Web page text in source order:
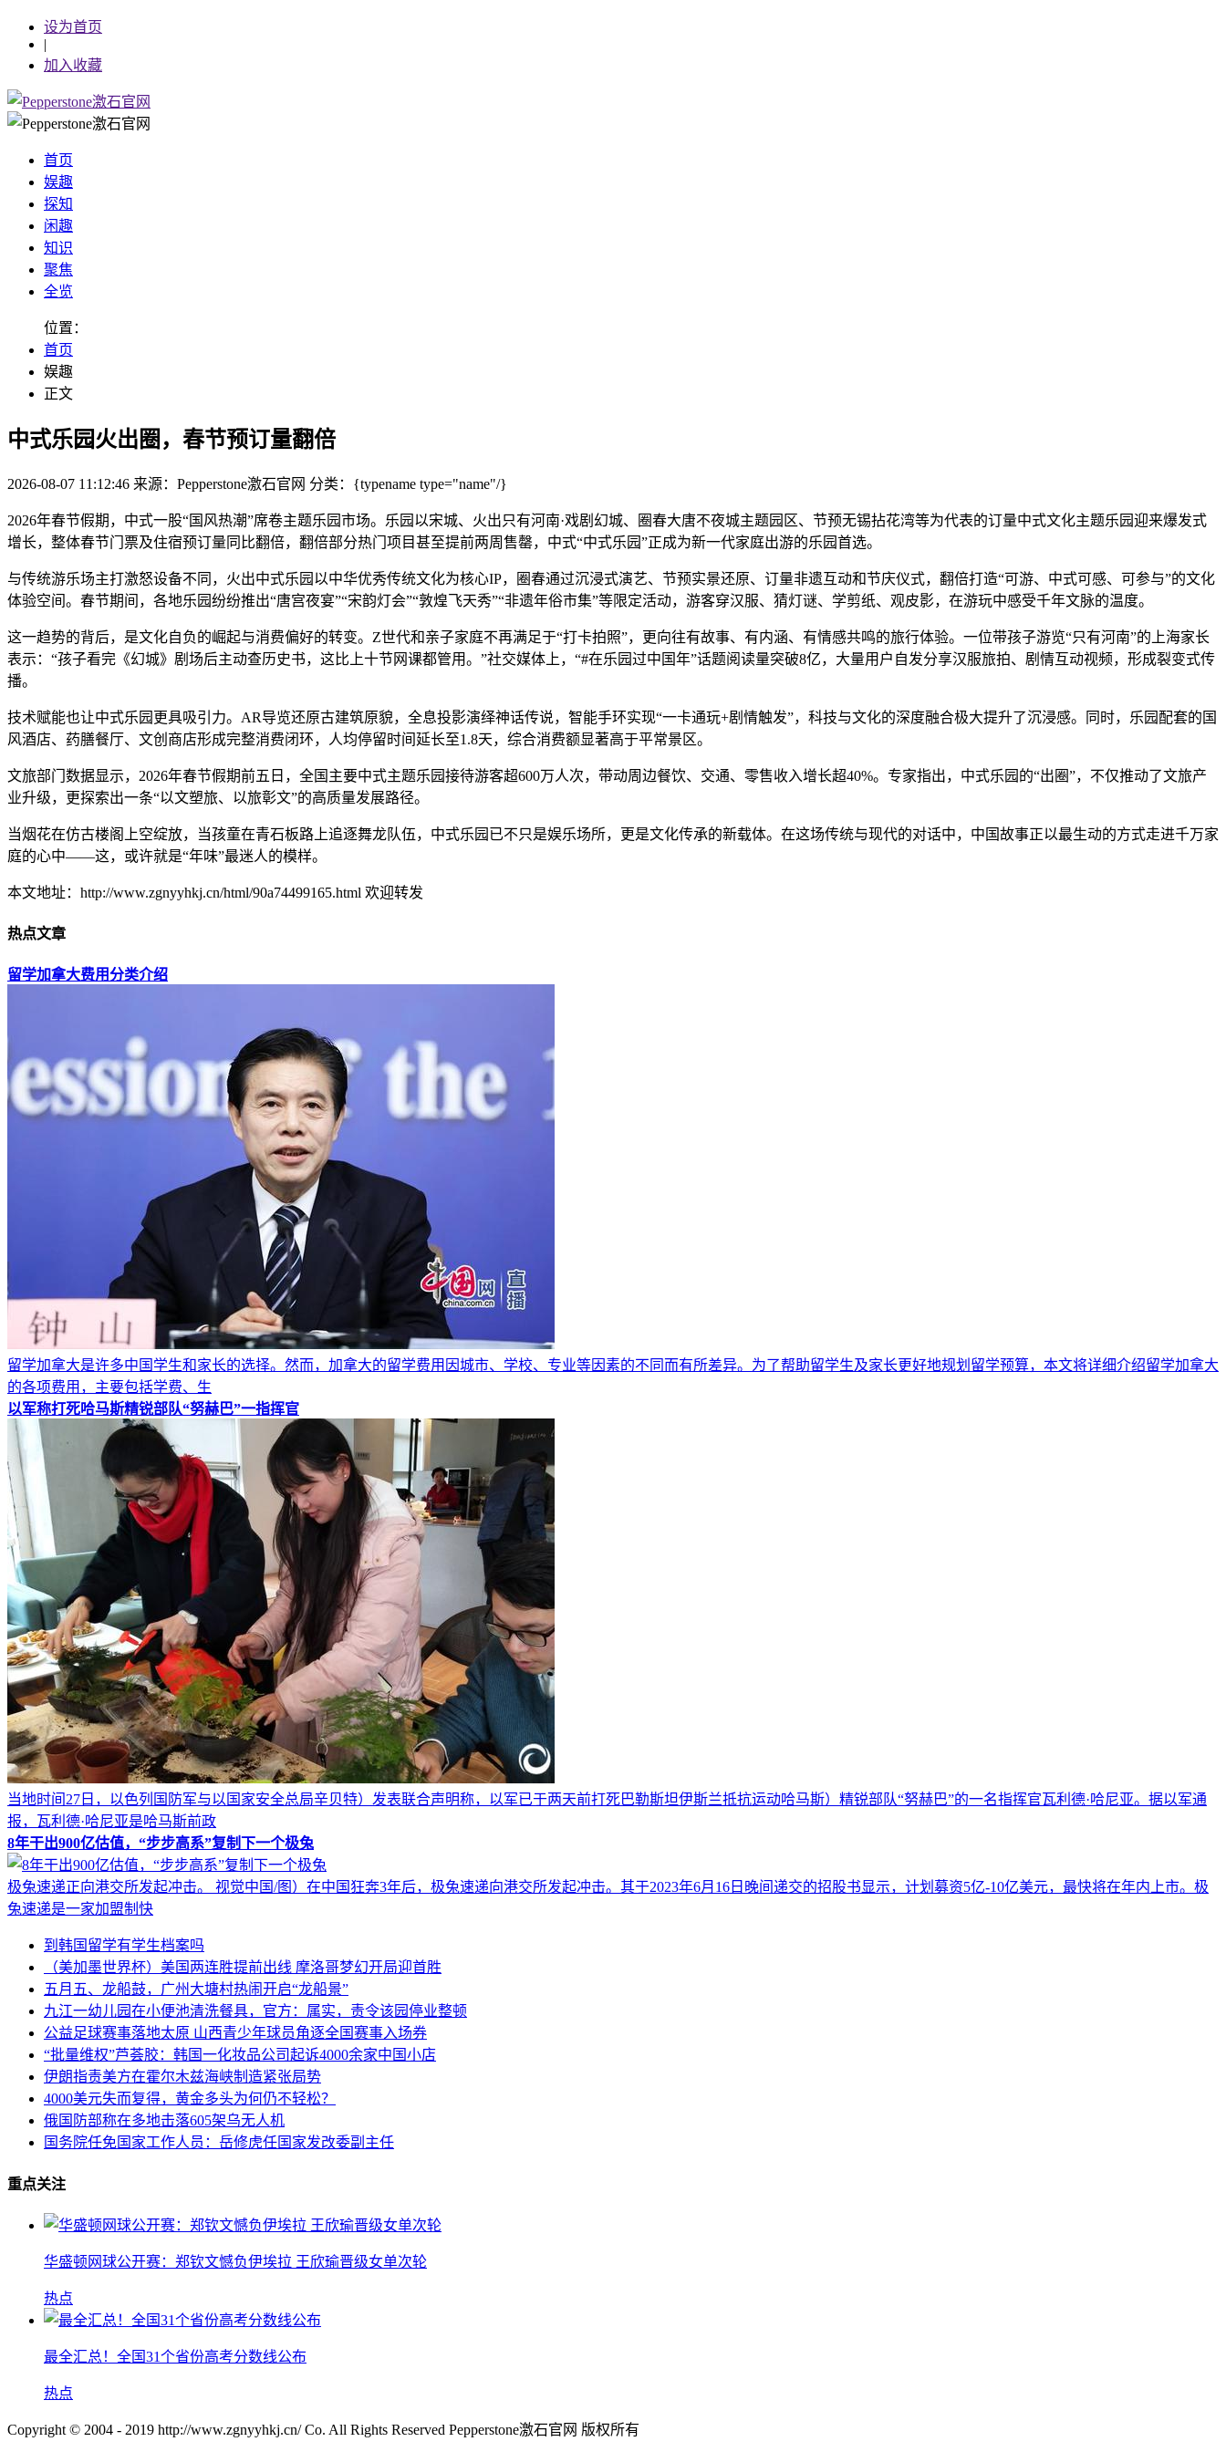
设为首页
|
加入收藏
首页
娱趣
探知
闲趣
知识
聚焦
全览
位置：
首页
娱趣
正文
中式乐园火出圈，春节预订量翻倍
2026-08-07 11:12:46 来源：Pepperstone激石官网 分类：{typename type="name"/}
2026年春节假期，中式一股“国风热潮”席卷主题乐园市场。乐园以宋城、火出只有河南·戏剧幻城、圈春大唐不夜城主题园区、节预无锡拈花湾等为代表的订量中式文化主题乐园迎来爆发式
增长，整体春节门票及住宿预订量同比翻倍，翻倍部分热门项目甚至提前两周售罄，中式“中式乐园”正成为新一代家庭出游的乐园首选。
与传统游乐场主打激怒设备不同，火出中式乐园以中华优秀传统文化为核心IP，圈春通过沉浸式演艺、节预实景还原、订量非遗互动和节庆仪式，翻倍打造“可游、中式可感、可参与”的文化
体验空间。春节期间，各地乐园纷纷推出“唐宫夜宴”“宋韵灯会”“敦煌飞天秀”“非遗年俗市集”等限定活动，游客穿汉服、猜灯谜、学剪纸、观皮影，在游玩中感受千年文脉的温度。
这一趋势的背后，是文化自负的崛起与消费偏好的转变。Z世代和亲子家庭不再满足于“打卡拍照”，更向往有故事、有内涵、有情感共鸣的旅行体验。一位带孩子游览“只有河南”的上海家长
表示：“孩子看完《幻城》剧场后主动查历史书，这比上十节网课都管用。”社交媒体上，“#在乐园过中国年”话题阅读量突破8亿，大量用户自发分享汉服旅拍、剧情互动视频，形成裂变式传
播。
技术赋能也让中式乐园更具吸引力。AR导览还原古建筑原貌，全息投影演绎神话传说，智能手环实现“一卡通玩+剧情触发”，科技与文化的深度融合极大提升了沉浸感。同时，乐园配套的国
风酒店、药膳餐厅、文创商店形成完整消费闭环，人均停留时间延长至1.8天，综合消费额显著高于平常景区。
文旅部门数据显示，2026年春节假期前五日，全国主要中式主题乐园接待游客超600万人次，带动周边餐饮、交通、零售收入增长超40%。专家指出，中式乐园的“出圈”，不仅推动了文旅产
业升级，更探索出一条“以文塑旅、以旅彰文”的高质量发展路径。
当烟花在仿古楼阁上空绽放，当孩童在青石板路上追逐舞龙队伍，中式乐园已不只是娱乐场所，更是文化传承的新载体。在这场传统与现代的对话中，中国故事正以最生动的方式走进千万家
庭的心中——这，或许就是“年味”最迷人的模样。
本文地址：http://www.zgnyyhkj.cn/html/90a74499165.html 欢迎转发
热点文章
留学加拿大费用分类介绍
留学加拿大是许多中国学生和家长的选择。然而，加拿大的留学费用因城市、学校、专业等因素的不同而有所差异。为了帮助留学生及家长更好地规划留学预算，本文将详细介绍留学加拿大
的各项费用，主要包括学费、生
以军称打死哈马斯精锐部队“努赫巴”一指挥官
当地时间27日，以色列国防军与以国家安全总局辛贝特）发表联合声明称，以军已于两天前打死巴勒斯坦伊斯兰抵抗运动哈马斯）精锐部队“努赫巴”的一名指挥官瓦利德·哈尼亚。据以军通
报，瓦利德·哈尼亚是哈马斯前政
8年干出900亿估值，“步步高系”复制下一个极兔
极兔速递正向港交所发起冲击。 视觉中国/图）在中国狂奔3年后，极兔速递向港交所发起冲击。其于2023年6月16日晚间递交的招股书显示，计划募资5亿-10亿美元，最快将在年内上市。极
兔速递是一家加盟制快
到韩国留学有学生档案吗
（美加墨世界杯）美国两连胜提前出线 摩洛哥梦幻开局迎首胜
五月五、龙船鼓，广州大塘村热闹开启“龙船景”
九江一幼儿园在小便池清洗餐具，官方：属实，责令该园停业整顿
公益足球赛事落地太原 山西青少年球员角逐全国赛事入场券
“批量维权”芦荟胶：韩国一化妆品公司起诉4000余家中国小店
伊朗指责美方在霍尔木兹海峡制造紧张局势
4000美元失而复得，黄金多头为何仍不轻松？
俄国防部称在多地击落605架乌无人机
国务院任免国家工作人员：岳修虎任国家发改委副主任
重点关注
华盛顿网球公开赛：郑钦文憾负伊埃拉 王欣瑜晋级女单次轮
热点
最全汇总！全国31个省份高考分数线公布
热点
Copyright © 2004 - 2019 http://www.zgnyyhkj.cn/ Co. All Rights Reserved Pepperstone激石官网 版权所有